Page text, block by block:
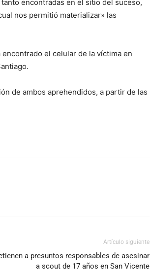
encontradas en el sitio del suceso,
nos permitió materializar» las
el celular de la víctima en
de ambos aprehendidos, a partir de las
Artículo siguiente
a presuntos responsables de asesinar
a scout de 17 años en San Vicente